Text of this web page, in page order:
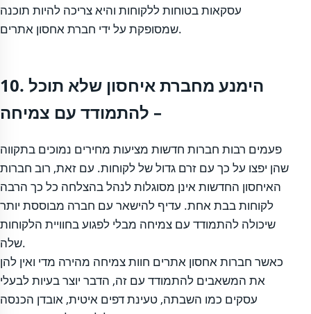
עסקאות בטוחות ללקוחות והיא צריכה להיות תוכנה
שמסופקת על ידי חברת אחסון אתרים.
10. הימנע מחברת איחסון שלא תוכל
להתמודד עם צמיחה –
פעמים רבות חברות חדשות מציעות מחירים נמוכים בתקווה
שהן יפצו על כך עם זרם גדול של לקוחות. עם זאת, רוב חברות
האיחסון החדשות אינן מסוגלות לנהל בהצלחה כל כך הרבה
לקוחות בבת אחת. עדיף להישאר עם חברה מבוססת יותר
שיכולה להתמודד עם צמיחה מבלי לפגוע בחוויית הלקוחות
שלה.
כאשר חברות אחסון אתרים חוות צמיחה מהירה מדי ואין להן
את המשאבים להתמודד עם זה, הדבר יוצר בעיות לבעלי
עסקים כמו השבתה, טעינת דפים איטית, אובדן הכנסה